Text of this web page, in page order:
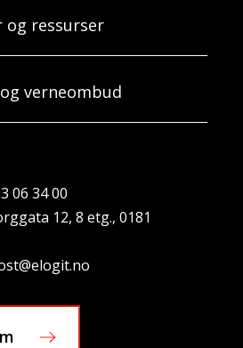
og ressurser
verneombud
06 34 00
12, 8 etg., 0181